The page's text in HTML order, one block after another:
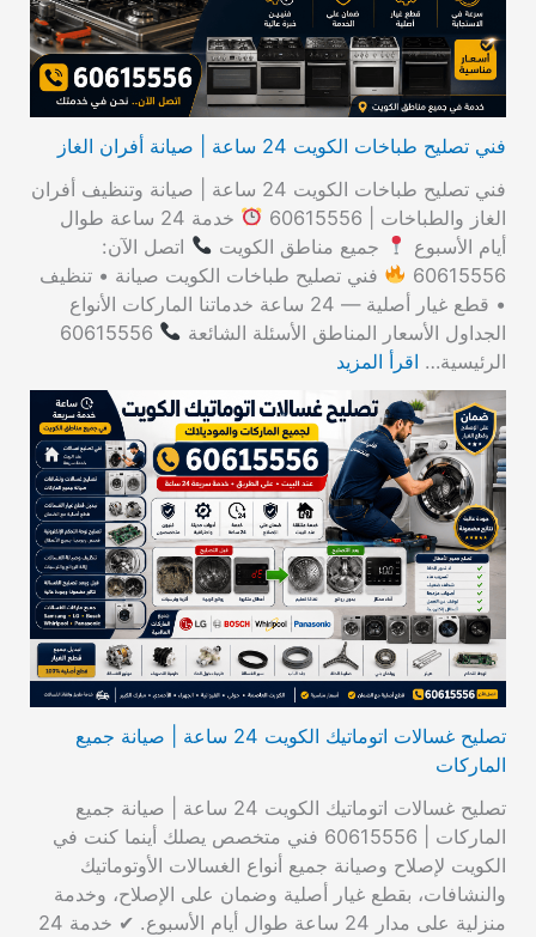
فني تصليح طباخات الكويت 24 ساعة | صيانة أفران الغاز
فني تصليح طباخات الكويت 24 ساعة | صيانة وتنظيف أفران
الغاز والطباخات | 60615556
خدمة 24 ساعة طوال
أيام الأسبوع
جميع مناطق الكويت
اتصل الآن:
60615556
فني تصليح طباخات الكويت صيانة • تنظيف
• قطع غيار أصلية — 24 ساعة خدماتنا الماركات الأنواع
الجداول الأسعار المناطق الأسئلة الشائعة
60615556
الرئيسية… اقرأ المزيد
تصليح غسالات اتوماتيك الكويت 24 ساعة | صيانة جميع
الماركات
تصليح غسالات اتوماتيك الكويت 24 ساعة | صيانة جميع
الماركات | 60615556 فني متخصص يصلك أينما كنت في
الكويت لإصلاح وصيانة جميع أنواع الغسالات الأوتوماتيك
والنشافات، بقطع غيار أصلية وضمان على الإصلاح، وخدمة
منزلية على مدار 24 ساعة طوال أيام الأسبوع. ✔ خدمة 24